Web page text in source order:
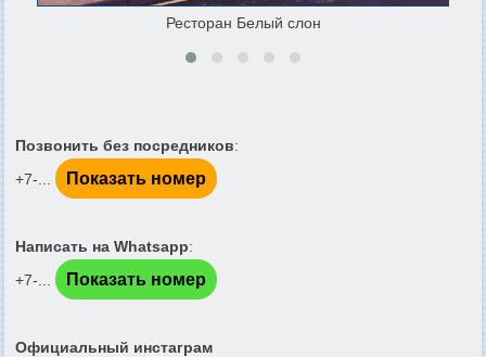
Ресторан Белый слон
Позвонить без посредников:
+7-...
Показать номер
Написать на Whatsapp:
+7-...
Показать номер
Официальный инстаграм